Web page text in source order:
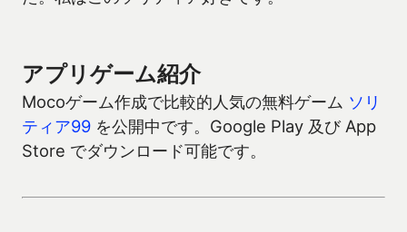
アプリゲーム紹介
Mocoゲーム作成で比較的人気の無料ゲーム ソリ
ティア99 を公開中です。Google Play 及び App
Store でダウンロード可能です。